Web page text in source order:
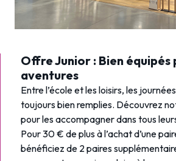
Offre Junior : Bien
aventures
Entre l’école et les loisirs, les
toujours bien remplies. Découvrez
pour les accompagner dans tous
Pour 30 € de plus à l’achat d’une
bénéficiez de 2 paires